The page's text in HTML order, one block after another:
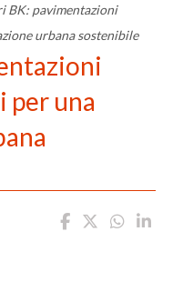
BK: pavimentazioni
urbana sostenibile
una